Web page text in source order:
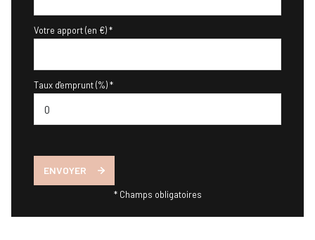
Votre apport (en €) *
Taux d'emprunt (%) *
ENVOYER
* Champs obligatoires